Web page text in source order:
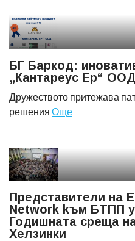
БГ Баркод:
„Кантареус Ер“ ООД
Дружеството притежава
решения Още
Представители на
Network kъм БТПП
Годишната среща
Хелзинки